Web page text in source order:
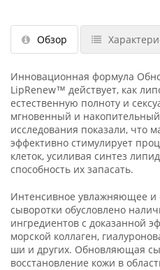
Обзор
Инновационная формула
LipRenew™ действует, как
естественную полноту и
мгновенный и
исследования показали, что
эффективно стимулирует
клеток, усиливая синтез
способность их запасать.
Интенсивное увлажняющее
сыворотки обусловлено
ингредиентов с доказанной
морской коллаген,
ши и других. Обновляющая
восстановление кожи в